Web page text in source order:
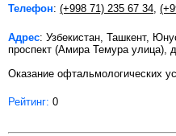
Телефон: (+998 71) 235 67 34
Адрес: Узбекистан, Ташкент,
проспект (Амира Темура улица),
Оказание офтальмологических
Рейтинг: 0